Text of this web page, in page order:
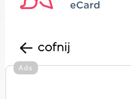
eCard
cofnij
Ads